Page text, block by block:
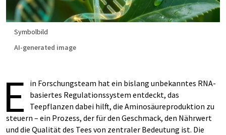
Symbolbild
AI-generated image
E
in Forschungsteam hat ein bislang unbekanntes RNA-
basiertes Regulationssystem entdeckt, das
Teepflanzen dabei hilft, die Aminosäureproduktion zu
steuern – ein Prozess, der für den Geschmack, den Nährwert
und die Qualität des Tees von zentraler Bedeutung ist. Die